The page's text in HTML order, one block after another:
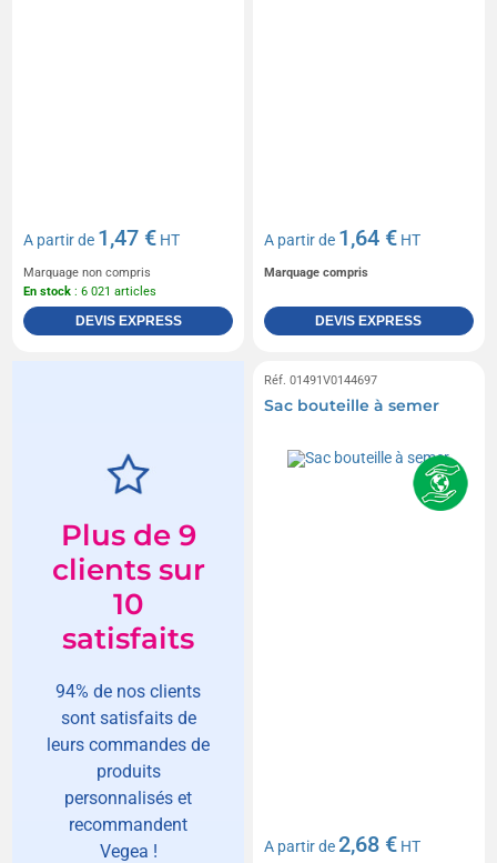
A partir de 1,47 € HT
Marquage non compris
En stock : 6 021 articles
DEVIS EXPRESS
A partir de 1,64 € HT
Marquage compris
DEVIS EXPRESS
Plus de 9
clients sur
10
satisfaits
94% de nos clients
sont satisfaits de
leurs commandes de
produits
personnalisés et
recommandent
Vegea !
Réf. 01491V0144697
Sac bouteille à semer
A partir de2,68 € HT